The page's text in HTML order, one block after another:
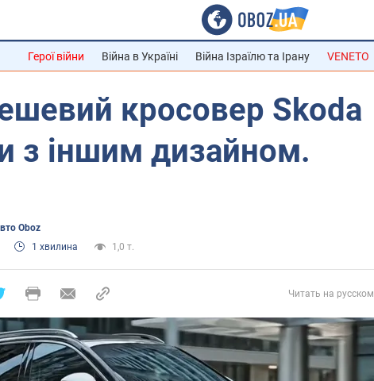
Герої війни Війна в Україні Війна Ізраїлю та Ірану VENETO
кросовер Skoda
з іншим дизайном.
Oboz
1 хвилина 1,0 т.
Читать на русском